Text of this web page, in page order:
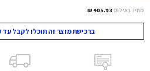
מחיר באילת: 405.93 ₪
ברכישת מוצר זה תוכלו לקבל עד 479 נקודות מועדון!